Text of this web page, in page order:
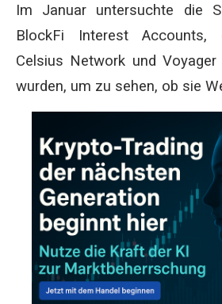
Im Januar untersuchte die
BlockFi Interest Accounts,
Celsius Network und
wurden, um zu sehen, ob sie